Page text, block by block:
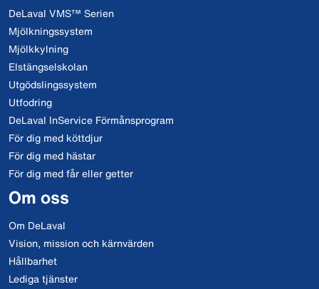
DeLaval VMS™ Serien
Mjölkningssystem
Mjölkkylning
Elstängselskolan
Utgödslingssystem
Utfodring
DeLaval InService Förmånsprogram
För dig med köttdjur
För dig med hästar
För dig med får eller getter
Om oss
Om DeLaval
Vision, mission och kärnvärden
Hållbarhet
Lediga tjänster